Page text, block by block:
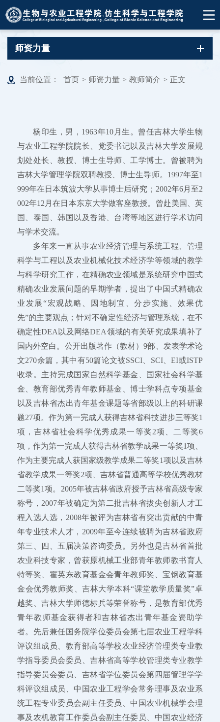
师资力量
当前位置： 首页 > 师资力量 > 教师简介 > 正文
杨印生，男，1963年10月生。曾任吉林大学生物
与农业工程学院院长、党委书记以及吉林大学发展规
划处处长、教授、博士生导师、工学博士。曾被聘为
吉林大学管理学院双聘教授、博士生导师。1997年至1
999年在日本筑波大学从事博士后研究；2002年6月至2
002年12月在日本东京大学做客座教授。曾赴美国、英
国、泰国、韩国以及香港、台湾等地区进行学术访问
与学术交流。
多年来一直从事农业经济管理与系统工程、管理
科学与工程以及农业机械化技术经济学等领域的教学
与科学研究工作，在精确农业领域是系统研究中国式
精确农业发展问题的早期学者，提出了中国式精确农
业发展“宏观战略、因地制宜、分步实施、效果优
先”的主要观点；针对不确定性经济与管理系统，在不
确定性DEA以及网络DEA领域的有关研究成果填补了
国内外空白。公开出版著作（教材）9部、发表学术论
文270余篇，其中有50篇论文被SSCI、SCI、EI或ISTP
收录。主持完成国家自然科学基金、国家社会科学基
金、教育部优秀青年教师基金、博士学科点专项基金
以及吉林省杰出青年基金课题等省部级以上的科研课
题27项。作为第一完成人获得吉林省科技进步三等奖1
项，吉林省社会科学优秀成果一等奖2项、二等奖6
项，作为第一完成人获得吉林省教学成果一等奖1项、
作为主要完成人获国家级教学成果二等奖1项以及吉林
省教学成果一等奖2项、吉林省普通高等学校优秀教材
二等奖1项。2005年被吉林省政府授予吉林省高级专家
称号，2007年被确定为第二批吉林省拔尖创新人才工
程入选人选，2008年被评为吉林省有突出贡献的中青
年专业技术人才，2009年至今连续被聘为吉林省政府
第三、四、五届决策咨询委员。另外也是吉林省首批
农业科技专家，曾获原机械工业部青年教师教书育人
特等奖、霍英东教育基金会青年教师奖、宝钢教育基
金会优秀教师奖、吉林大学本科“课堂教学质量奖”卓
越奖、吉林大学师德标兵等荣誉称号，是教育部优秀
青年教师基金获得者和吉林省杰出青年基金资助学
者。先后兼任国务院学位委员会第七届农业工程学科
评议组成员、教育部高等学校农业经济管理类专业教
学指导委员会委员、吉林省高等学校管理类专业教学
指导委员会委员、吉林省学位委员会第四届管理学学
科评议组成员、中国农业工程学会常务理事及农业系
统工程专业委员会副主任委员、中国农业机械学会理
事及农机教育工作委员会副主任委员、中国农业经济